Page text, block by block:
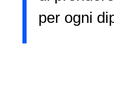
per ogni